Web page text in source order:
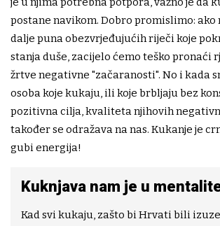
postane navikom. Dobro promislimo: ako
dalje puna obezvrjeđujućih riječi koje
stanja duše, zacijelo ćemo teško pronaći
žrtve negativne "začaranosti". No i kada
osoba koje kukaju, ili koje brbljaju bez
pozitivna cilja, kvaliteta njihovih
također se odražava na nas. Kukanje je
gubi energija!
Kuknjava nam je u
Kad svi kukaju, zašto bi Hrvati bili